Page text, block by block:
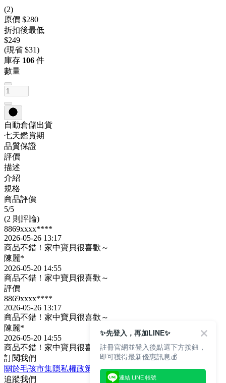
(2)
原價 $280
折扣後最低
$249
(現省 $31)
庫存 106 件
數量
自動倉儲出貨
七天鑑賞期
品質保證
評價
描述
介紹
規格
商品評價
5/5
(2 則評論)
8869xxxx****
2026-05-26 13:17
商品不錯！家中寶貝很喜歡～
陳麗*
2026-05-20 14:55
商品不錯！家中寶貝很喜歡～
評價
8869xxxx****
2026-05-26 13:17
商品不錯！家中寶貝很喜歡～
陳麗*
2026-05-20 14:55
商品不錯！家中寶貝很喜歡～
訂閱我們
關於毛孩市集隱私權政策
文章
追蹤我們
✨先登入，再加LINE✨
註冊官網並登入後點選下方按鈕，
即可獲得最新優惠訊息💰
連結 LINE 帳號